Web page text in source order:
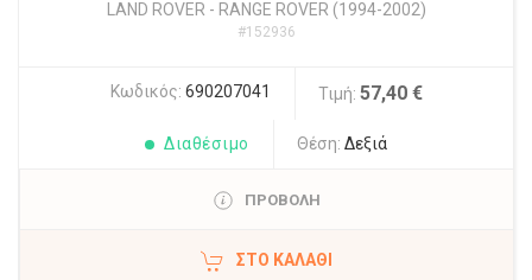
LAND ROVER - RANGE ROVER (1994-2002)
#152936
Κωδικός: 690207041 Τιμή: 57,40 €
Διαθέσιμο Θέση: Δεξιά
ΠΡΟΒΟΛΗ
ΣΤΟ ΚΑΛΆΘΙ